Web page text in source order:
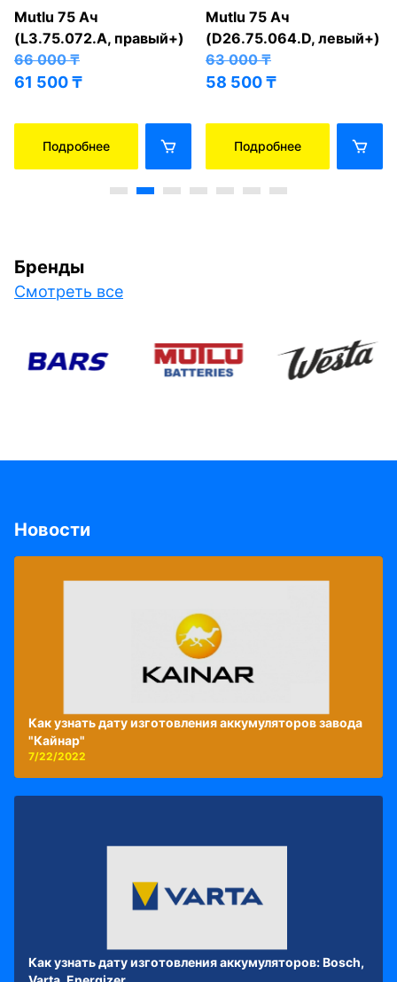
Mutlu 75 Ач
(L3.75.072.A, правый+)
66 000₸
61 500₸
Подробнее
Mutlu 75 Ач
(D26.75.064.D, левый+)
63 000₸
58 500₸
Подробнее
Бренды
Смотреть все
Новости
Как узнать дату изготовления аккумуляторов завода
"Кайнар"
7/22/2022
Как узнать дату изготовления аккумуляторов: Bosch,